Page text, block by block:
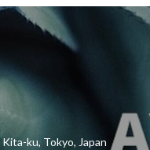
Kita-ku, Tokyo, Japan